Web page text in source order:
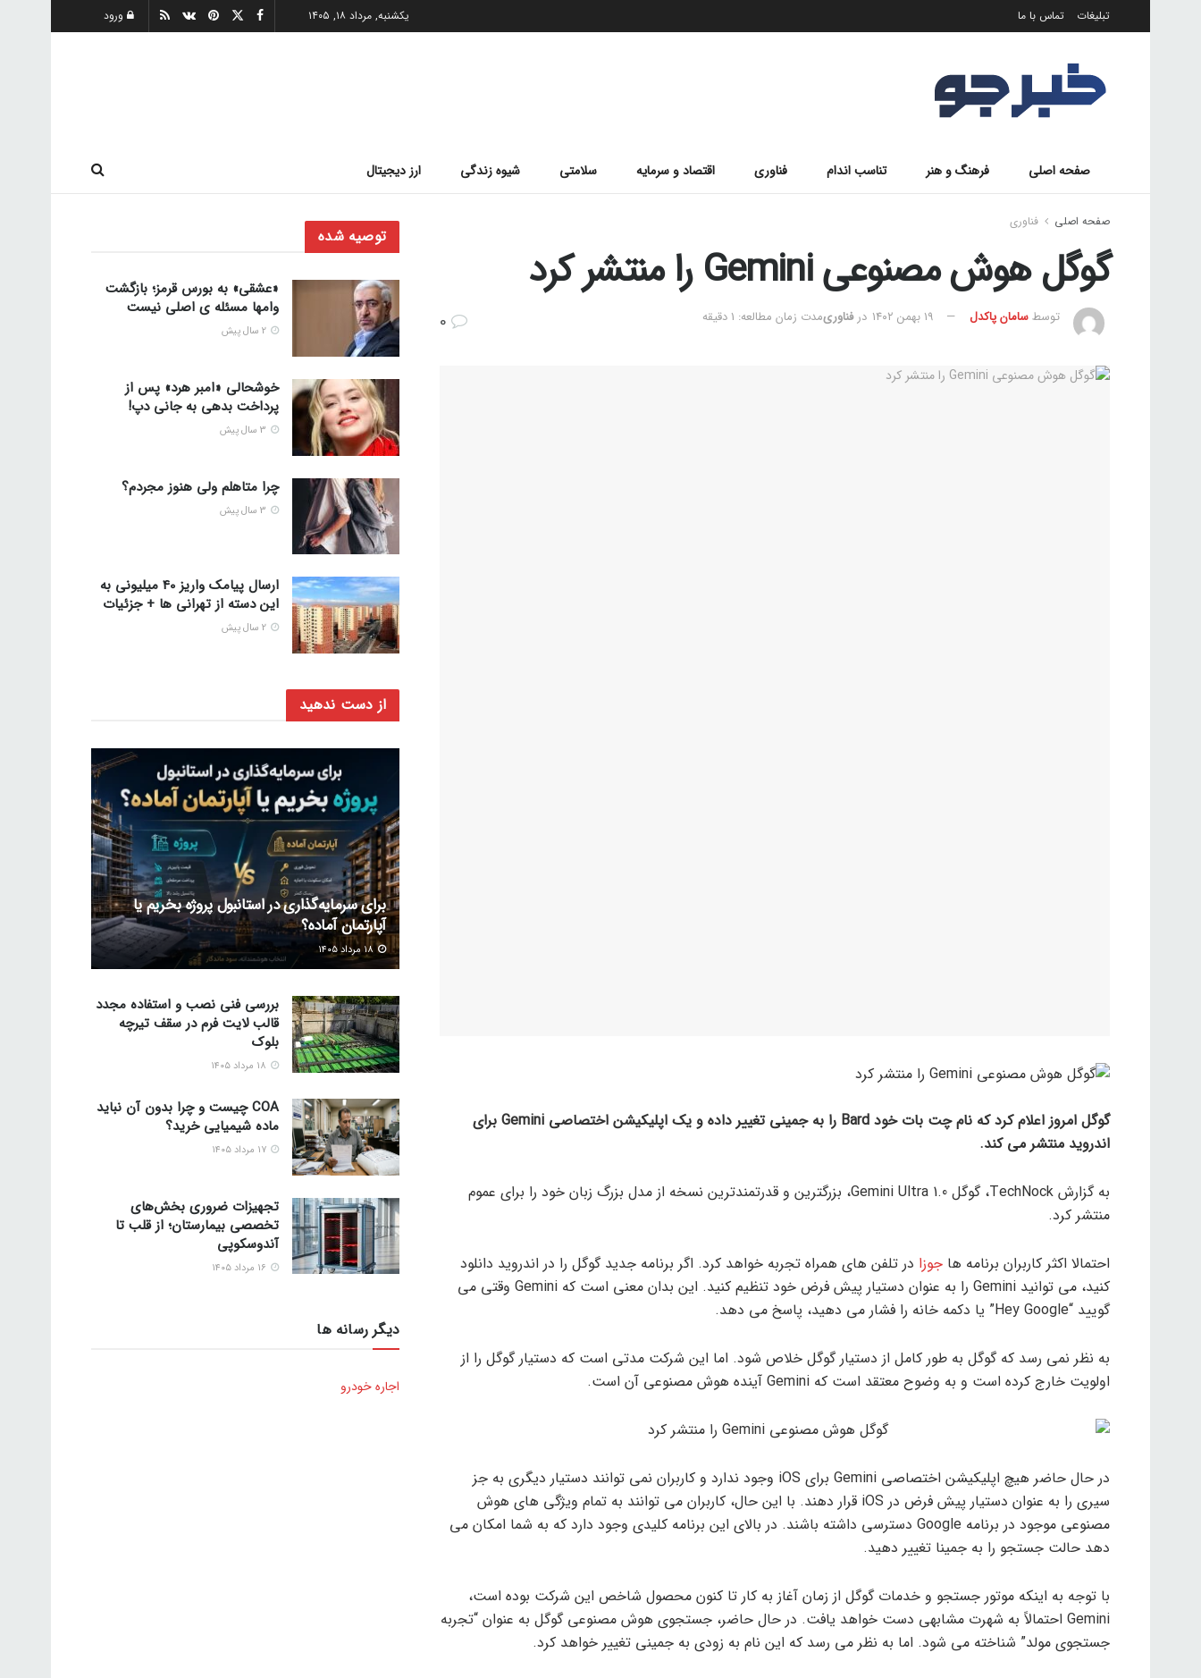
تبلیغات تماس با ما یکشنبه, مرداد ۱۸, ۱۴۰۵ ورود
صفحه اصلی فرهنگ و هنر تناسب اندام فناوری اقتصاد و سرمایه سلامتی شیوه زندگی ارز دیجیتال
صفحه اصلی فناوری
گوگل هوش مصنوعی Gemini را منتشر کرد
توسطسامان پاکدل ۱۹ بهمن ۱۴۰۲ در فناوریمدت زمان مطالعه: 1 دقیقه
گوگل امروز اعلام کرد که نام چت بات خود Bard را به جمینی تغییر داده و یک اپلیکیشن اختصاصی Gemini برای
اندروید منتشر می کند.
به گزارش TechNock، گوگل Gemini Ultra 1.0، بزرگترین و قدرتمندترین نسخه از مدل بزرگ زبان خود را برای عموم
منتشر کرد.
احتمالا اکثر کاربران برنامه ها جوزا در تلفن های همراه تجربه خواهد کرد. اگر برنامه جدید گوگل را در اندروید دانلود
کنید، می توانید Gemini را به عنوان دستیار پیش فرض خود تنظیم کنید. این بدان معنی است که Gemini وقتی می
گویید “Hey Google” یا دکمه خانه را فشار می دهید، پاسخ می دهد.
به نظر نمی رسد که گوگل به طور کامل از دستیار گوگل خلاص شود. اما این شرکت مدتی است که دستیار گوگل را از
اولویت خارج کرده است و به وضوح معتقد است که Gemini آینده هوش مصنوعی آن است.
در حال حاضر هیچ اپلیکیشن اختصاصی Gemini برای iOS وجود ندارد و کاربران نمی توانند دستیار دیگری به جز
سیری را به عنوان دستیار پیش فرض در iOS قرار دهند. با این حال، کاربران می توانند به تمام ویژگی های هوش
مصنوعی موجود در برنامه Google دسترسی داشته باشند. در بالای این برنامه کلیدی وجود دارد که به شما امکان می
دهد حالت جستجو را به جمینا تغییر دهید.
با توجه به اینکه موتور جستجو و خدمات گوگل از زمان آغاز به کار تا کنون محصول شاخص این شرکت بوده است،
Gemini احتمالاً به شهرت مشابهی دست خواهد یافت. در حال حاضر، جستجوی هوش مصنوعی گوگل به عنوان “تجربه
جستجوی مولد” شناخته می شود. اما به نظر می رسد که این نام به زودی به جمینی تغییر خواهد کرد.
توصیه شده
«عشقی» به بورس قرمز؛ بازگشت
وامها مسئله ی اصلی نیست
خوشحالی «امبر هرد» پس از
پرداخت بدهی به جانی دپ!
چرا متاهلم ولی هنوز مجردم؟
ارسال پیامک واریز 40 میلیونی به
این دسته از تهرانی ها + جزئیات
از دست ندهید
برای سرمایه‌گذاری در استانبول پروژه بخریم یا
آپارتمان آماده؟
بررسی فنی نصب و استفاده مجدد
قالب لایت فرم در سقف تیرچه
بلوک
COA چیست و چرا بدون آن نباید
ماده شیمیایی خرید؟
تجهیزات ضروری بخش‌های
تخصصی بیمارستان؛ از قلب تا
آندوسکوپی
دیگر رسانه ها
اجاره خودرو